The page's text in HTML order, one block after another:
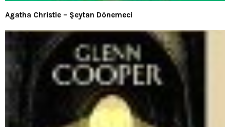
Agatha Christie – Şeytan Dönemeci